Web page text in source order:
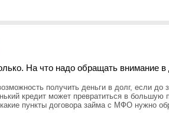
На что надо обращать внимание
получить деньги в долг, если до
кредит может превратиться в большую
пункты договора займа с МФО нужно